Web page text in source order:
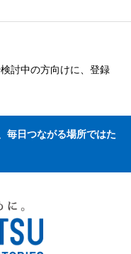
討中の方向けに、登録
毎日つながる場所ではた